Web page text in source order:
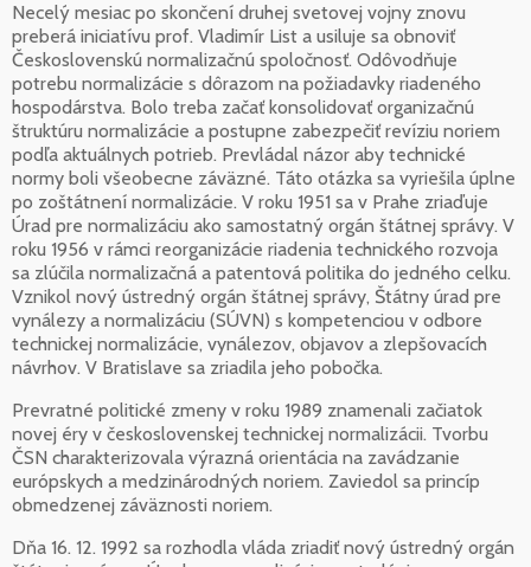
Necelý mesiac po skončení druhej svetovej vojny znovu
preberá iniciatívu prof. Vladimír List a usiluje sa obnoviť
Československú normalizačnú spoločnosť. Odôvodňuje
potrebu normalizácie s dôrazom na požiadavky riadeného
hospodárstva. Bolo treba začať konsolidovať organizačnú
štruktúru normalizácie a postupne zabezpečiť revíziu noriem
podľa aktuálnych potrieb. Prevládal názor aby technické
normy boli všeobecne záväzné. Táto otázka sa vyriešila úplne
po zoštátnení normalizácie. V roku 1951 sa v Prahe zriaďuje
Úrad pre normalizáciu ako samostatný orgán štátnej správy. V
roku 1956 v rámci reorganizácie riadenia technického rozvoja
sa zlúčila normalizačná a patentová politika do jedného celku.
Vznikol nový ústredný orgán štátnej správy, Štátny úrad pre
vynálezy a normalizáciu (SÚVN) s kompetenciou v odbore
technickej normalizácie, vynálezov, objavov a zlepšovacích
návrhov. V Bratislave sa zriadila jeho pobočka.
Prevratné politické zmeny v roku 1989 znamenali začiatok
novej éry v československej technickej normalizácii. Tvorbu
ČSN charakterizovala výrazná orientácia na zavádzanie
európskych a medzinárodných noriem. Zaviedol sa princíp
obmedzenej záväznosti noriem.
Dňa 16. 12. 1992 sa rozhodla vláda zriadiť nový ústredný orgán